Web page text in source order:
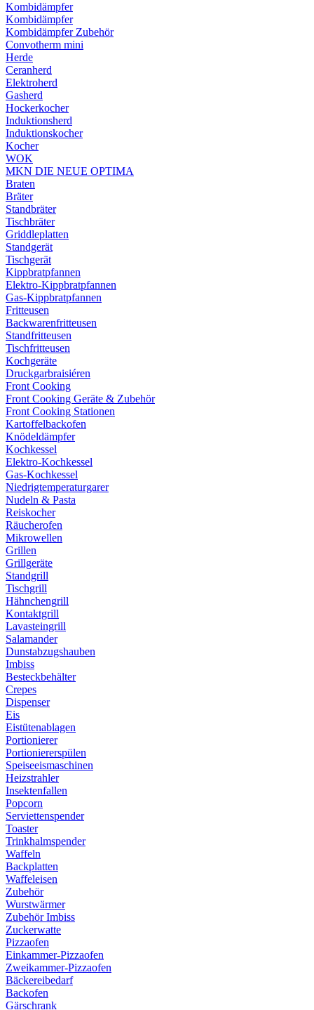
Kombidämpfer
Kombidämpfer
Kombidämpfer Zubehör
Convotherm mini
Herde
Ceranherd
Elektroherd
Gasherd
Hockerkocher
Induktionsherd
Induktionskocher
Kocher
WOK
MKN DIE NEUE OPTIMA
Braten
Bräter
Standbräter
Tischbräter
Griddleplatten
Standgerät
Tischgerät
Kippbratpfannen
Elektro-Kippbratpfannen
Gas-Kippbratpfannen
Fritteusen
Backwarenfritteusen
Standfritteusen
Tischfritteusen
Kochgeräte
Druckgarbraisiéren
Front Cooking
Front Cooking Geräte & Zubehör
Front Cooking Stationen
Kartoffelbackofen
Knödeldämpfer
Kochkessel
Elektro-Kochkessel
Gas-Kochkessel
Niedrigtemperaturgarer
Nudeln & Pasta
Reiskocher
Räucherofen
Mikrowellen
Grillen
Grillgeräte
Standgrill
Tischgrill
Hähnchengrill
Kontaktgrill
Lavasteingrill
Salamander
Dunstabzugshauben
Imbiss
Besteckbehälter
Crepes
Dispenser
Eis
Eistütenablagen
Portionierer
Portioniererspülen
Speiseeismaschinen
Heizstrahler
Insektenfallen
Popcorn
Serviettenspender
Toaster
Trinkhalmspender
Waffeln
Backplatten
Waffeleisen
Zubehör
Wurstwärmer
Zubehör Imbiss
Zuckerwatte
Pizzaofen
Einkammer-Pizzaofen
Zweikammer-Pizzaofen
Bäckereibedarf
Backofen
Gärschrank